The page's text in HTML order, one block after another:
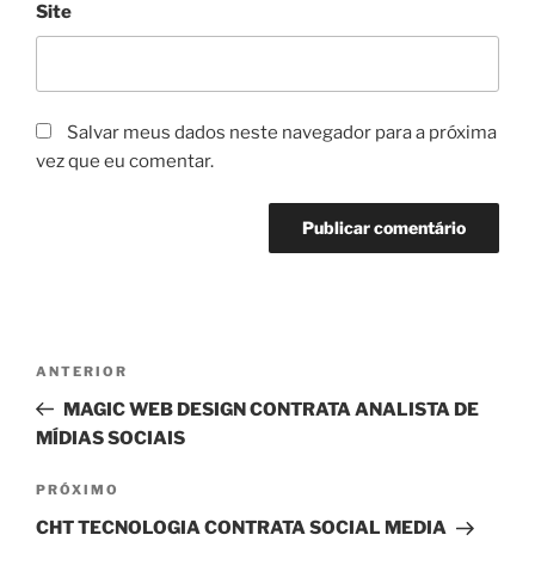
Site
Salvar meus dados neste navegador para a próxima
vez que eu comentar.
Post
Post
anterior
ANTERIOR
MAGIC WEB DESIGN CONTRATA ANALISTA DE
MÍDIAS SOCIAIS
Próximo
post
PRÓXIMO
CHT TECNOLOGIA CONTRATA SOCIAL MEDIA